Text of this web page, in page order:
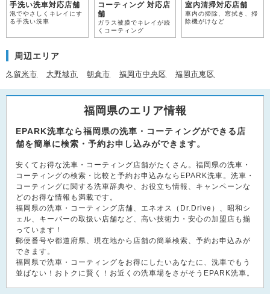
手洗い洗車対応店舗
泡でやさしくキレイにす
る手洗い洗車
コーティング 対応店
舗
ガラス被膜でキレイが続
くコーティング
室内清掃対応店舗
車内の掃除、窓拭き、掃
除機がけなど
周辺エリア
久留米市 大野城市 朝倉市 福岡市中央区 福岡市東区
福岡県のエリア情報
EPARK洗車なら福岡県の洗車・コーティングができる店
舗を簡単に検索・予約お申し込みができます。
安くてお得な洗車・コーティング店舗がたくさん。福岡県の洗車・
コーティングの検索・比較と予約お申込みならEPARK洗車。洗車・
コーティングに関する洗車辞典や、お役立ち情報、キャンペーンな
どのお得な情報も満載です。
福岡県の洗車・コーティング店舗、エネオス（Dr.Drive）、昭和シ
ェル、キーパーの取扱い店舗など、高い技術力・安心の加盟店も揃
っています！
郵便番号や都道府県、現在地から店舗の簡単検索、予約お申込みが
できます。
福岡県で洗車・コーティングをお得にしたいあなたに、洗車でもう
並ばない！おトクに賢く！お近くの洗車場をさがそうEPARK洗車。